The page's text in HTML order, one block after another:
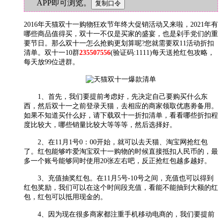
APP即可浏览。
2016年天猫双十一购物狂欢节年终大促销活动又来啦，2021年有
哪些商品值得买，双十一不仅是买家的盛宴，也是剁手党们的重
要节日。那么双十一怎么抢购更划算呢?您就需要双11活动折扣
清单。 双十一10群235507556(验证码:1111)每天送抢红包攻略，
每天放99位进群。
1、首先，我们要提前考虑好，先决定自己要购买什么东
西，然后双十一之前登录天猫，去相应的商家领取优惠劵备用。
如果不知道买什么好，请下载双十一折扣清单，看看哪些折扣程
度比较大，哪些销量比较大等等等，然后选择好。
2、在11月1号0：00开始，就可以去天猫、淘宝网抢红包
了。红包能够咋爱淘宝双十一购物的时候直接抵扣人民币的，最
多一个账号能够同时使用20张左右吧，反正抢红包越多越好。
3、充值抽奖红包。在11月5号-10号之间，充值也可以得到
红包奖励，我们可以在这个时间段充值，看能不能抽到大额的红
包，红包可以抵用现金的。
4、因为现在很多商家都注重手机移动电商的，我们要提前